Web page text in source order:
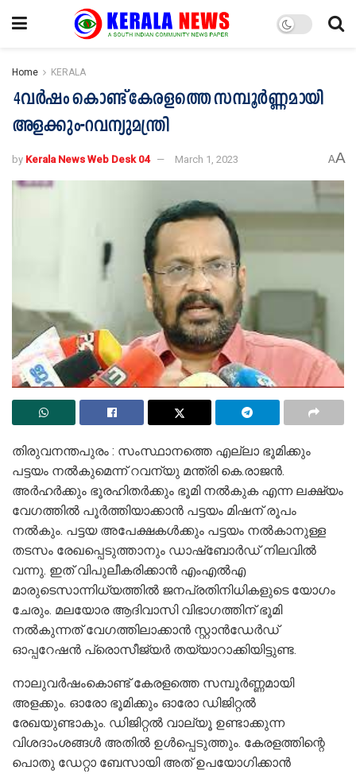
Home KERALA
4വർഷം കൊണ്ട് കേരളത്തെ സമ്പൂർണ്ണമായി
അളക്കും-റവന്യുമന്ത്രി
by Kerala News Web Desk 04 March 1, 2023 AA
തിരുവനന്തപുരം : സംസ്ഥാനത്തെ എല്ലാ ഭൂമിക്കും
പട്ടയം നൽകുമെന്ന് റവന്യു മന്ത്രി കെ.രാജൻ.
അർഹർക്കും ഭൂരഹിതർക്കും ഭൂമി നൽകുക എന്ന ലക്ഷ്യം
വേഗത്തിൽ പൂർത്തിയാക്കാൻ പട്ടയം മിഷന് രൂപം
നൽകും. പട്ടയ അപേക്ഷകൾക്കും പട്ടയം നൽകാനുള്ള
തടസം രേഖപ്പെടുത്താനും ഡാഷ്ബോർഡ് നിലവിൽ
വന്നു. ഇത് വിപുലീകരിക്കാൻ എംഎൽഎ
മാരുടെസാന്നിധ്യത്തിൽ ജനപ്രതിനിധികളുടെ യോഗം
ചേരും. മലയോര ആദിവാസി വിഭാഗത്തിന് ഭൂമി
നൽകുന്നത് വേഗത്തിലാക്കാൻ സ്റ്റാൻഡേർഡ്
ഓപ്പറേഷൻ പ്രൊസീജ്യർ തയ്യാറാക്കിയിട്ടുണ്ട.
നാലുവർഷംകൊണ്ട് കേരളത്തെ സമ്പൂർണ്ണമായി
അളക്കും. ഓരോ ഭൂമിക്കും ഓരോ ഡിജിറ്റൽ
രേഖയുണ്ടാകും. ഡിജിറ്റൽ വാല്യൂ ഉണ്ടാക്കുന്ന
വിശദാംശങ്ങൾ അതിൽ ഉൾപ്പെടുത്തും. കേരളത്തിന്റെ
പൊതു ഡേറ്റാ ബേസായി അത് ഉപയോഗിക്കാൻ